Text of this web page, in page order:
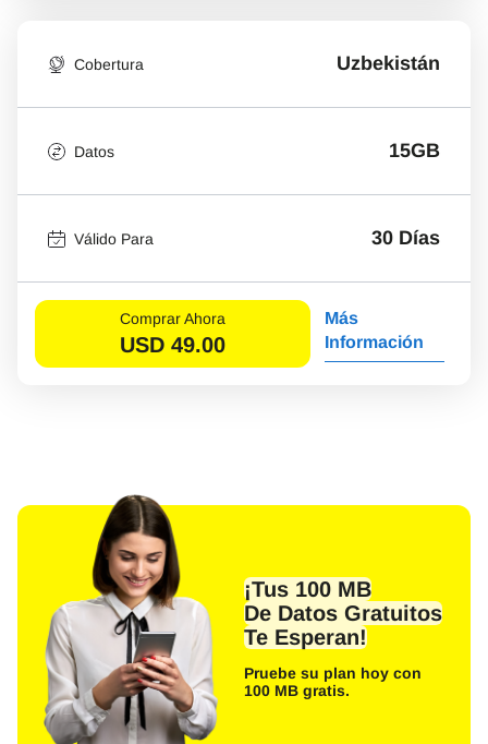
Cobertura Uzbekistán
Datos 15GB
Válido Para 30 Días
Comprar Ahora
USD 49.00
Más
Información
¡Tus 100 MB
De Datos Gratuitos
Te Esperan!
Pruebe su plan hoy con
100 MB gratis.